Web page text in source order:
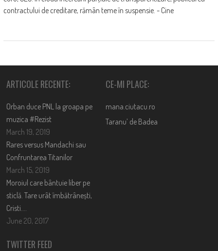
contractului de creditare, rămân teme în suspensie. - Cine
ARTICOLE RECENTE:
Orban duce PNL la groapa pe
muzica #Rezist
March 19, 2019
Rares versus Mandachi sau
Confruntarea Titanilor
March 15, 2019
Moroiul care bântuie liber pe
sticlă. Tare urât îmbătrânești,
Cristi….
June 20, 2017
CE-MI PLACE:
mana.ciutacu.ro
Taranu’ de Badea
TWITTER FEED